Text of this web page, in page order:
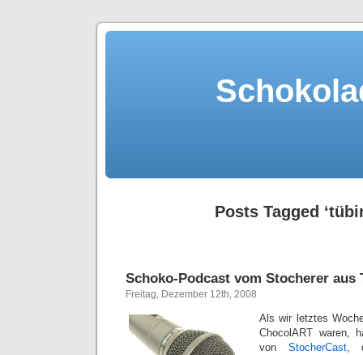
Posts Tagged
Schoko-Podcast vom Stocherer aus
Freitag, Dezember 12th, 2008
Als wir letztes
ChocolART waren,
von StocherCast,